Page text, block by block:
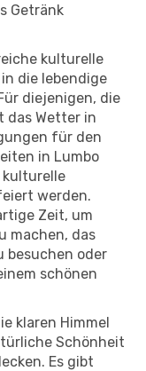
Getränk
kulturelle
die lebendige
diejenigen, die
das Wetter in
für den
in Lumbo
kulturelle
werden.
Zeit, um
machen, das
besuchen oder
schönen
klaren Himmel
Schönheit
Es gibt